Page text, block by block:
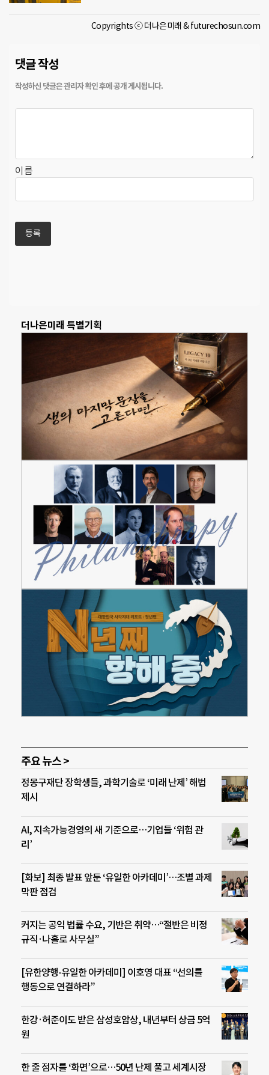
Copyrights ⓒ 더나은미래 & futurechosun.com
댓글 작성
이름
더나은미래 특별기획
주요 뉴스 >
정몽구재단 장학생들, 과학기술로 ‘미래 난제’ 해법
제시
AI, 지속가능경영의 새 기준으로…기업들 ‘위험 관
리’
[화보] 최종 발표 앞둔 ‘유일한 아카데미’…조별 과제
막판 점검
커지는 공익 법률 수요, 기반은 취약…“절반은 비정
규직·나홀로 사무실”
[유한양행-유일한 아카데미] 이호영 대표 “선의를
행동으로 연결하라”
한강·허준이도 받은 삼성호암상, 내년부터 상금 5억
원
한 줄 점자를 ‘화면’으로…50년 난제 풀고 세계시장